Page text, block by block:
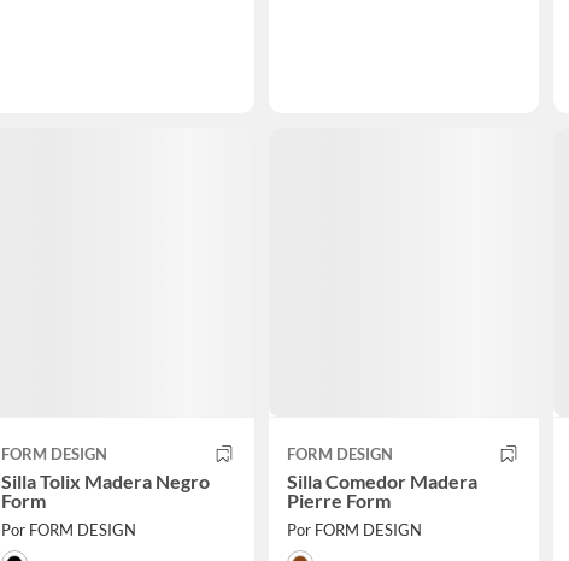
FORM DESIGN
Silla Tolix Madera Negro
Form
Por FORM DESIGN
FORM DESIGN
Silla Comedor Madera
Pierre Form
Por FORM DESIGN